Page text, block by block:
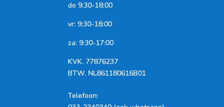
do 9:30-18:00
vr: 9:30-18:00
za: 9:30-17:00
KVK. 77876237
BTW. NL861180616B01
Telefoon: